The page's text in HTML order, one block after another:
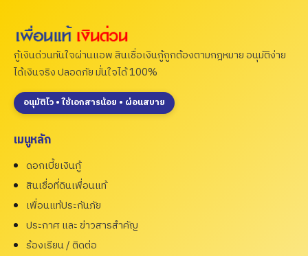
กู้เงินด่วนทันใจผ่านแอพ สินเชื่อเงินกู้ถูกต้องตามกฎหมาย อนุมัติง่าย
ได้เงินจริง ปลอดภัย มั่นใจได้ 100%
อนุมัติไว • ใช้เอกสารน้อย • ผ่อนสบาย
เมนูหลัก
ดอกเบี้ยเงินกู้
สินเชื่อที่ดินเพื่อนแท้
เพื่อนแท้ประกันภัย
ประกาศ และ ข่าวสารสำคัญ
ร้องเรียน / ติดต่อ